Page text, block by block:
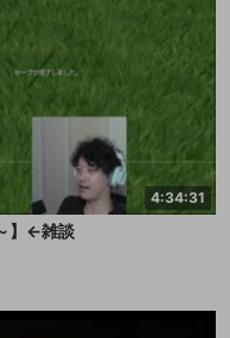
4:34:31
】←雑談